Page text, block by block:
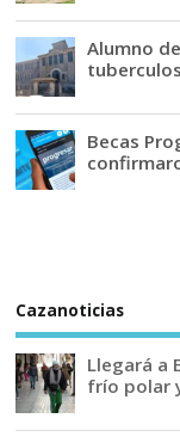
Alumno
Becas
Cazanoticias
Llegará a
frío polar